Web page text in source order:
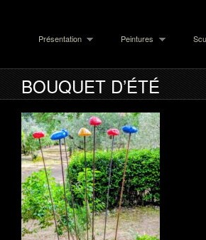
Présentation Peintures
BOUQUET D’ÉTÉ